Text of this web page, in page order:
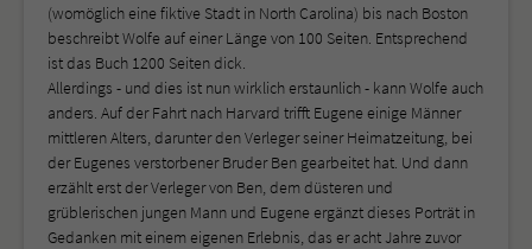
(womöglich eine fiktive Stadt in North Carolina) bis nach Boston
beschreibt Wolfe auf einer Länge von 100 Seiten. Entsprechend
ist das Buch 1200 Seiten dick.
Allerdings - und dies ist nun wirklich erstaunlich - kann Wolfe auch
anders. Auf der Fahrt nach Harvard trifft Eugene einige Männer
mittleren Alters, darunter den Verleger seiner Heimatzeitung, bei
der Eugenes verstorbener Bruder Ben gearbeitet hat. Und dann
erzählt erst der Verleger von Ben, dem düsteren und
grüblerischen jungen Mann und Eugene ergänzt dieses Porträt in
Gedanken mit einem eigenen Erlebnis, das er acht Jahre zuvor